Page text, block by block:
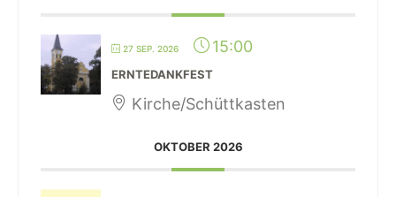
27 SEP. 2026 15:00
ERNTEDANKFEST
Kirche/Schüttkasten
OKTOBER 2026